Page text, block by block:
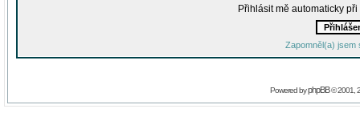
Přihlásit mě automaticky
Zapomněl(a) jsem
Powered byphpBB© 2001,